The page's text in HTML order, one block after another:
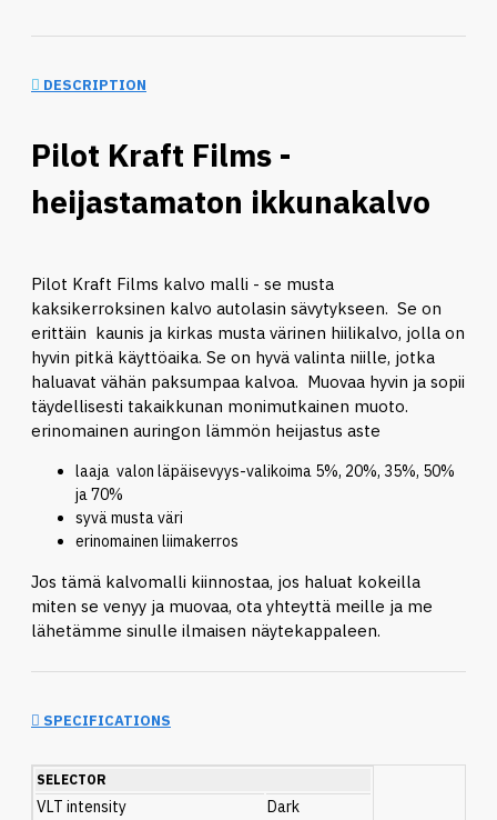
DESCRIPTION
Pilot Kraft Films -
heijastamaton ikkunakalvo
Pilot Kraft Films kalvo malli - se musta
kaksikerroksinen kalvo autolasin sävytykseen. Se on
erittäin kaunis ja kirkas musta värinen hiilikalvo, jolla on
hyvin pitkä käyttöaika. Se on hyvä valinta niille, jotka
haluavat vähän paksumpaa kalvoa. Muovaa hyvin ja sopii
täydellisesti takaikkunan monimutkainen muoto.
erinomainen auringon lämmön heijastus aste
laaja valon läpäisevyys-valikoima 5%, 20%, 35%, 50%
ja 70%
syvä musta väri
erinomainen liimakerros
Jos tämä kalvomalli kiinnostaa, jos haluat kokeilla
miten se venyy ja muovaa, ota yhteyttä meille ja me
lähetämme sinulle ilmaisen näytekappaleen.
SPECIFICATIONS
SELECTOR
VLT intensity
Dark